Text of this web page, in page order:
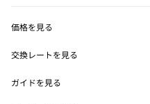
MetaMask Connect
Snaps
セキュリティ
価格を見る
イーサリアムの価格
Solanaの価格
交換レートを見る
ETH→USD
ガイドを見る